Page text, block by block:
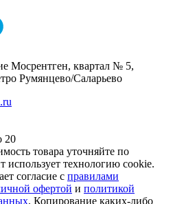
Мосрентген, квартал № 5,
Румянцево/Саларьево
20
товара уточняйте по
использует технологию cookie.
согласие с правилами
офертой и политикой
. Копирование каких-либо